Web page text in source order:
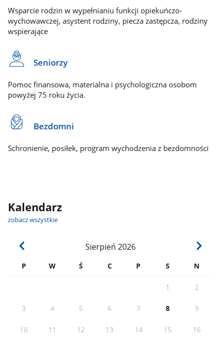
Wsparcie rodzin w wypełnianiu funkcji opiekuńczo-
wychowawczej, asystent rodziny, piecza zastępcza, rodziny
wspierające
Seniorzy
Pomoc finansowa, materialna i psychologiczna osobom
powyżej 75 roku życia.
Bezdomni
Schronienie, posiłek, program wychodzenia z bezdomności
Kalendarz
zobacz wszystkie
Sierpień 2026
P W Ś C P S N
1 2
3 4 5 6 7 8 9
10 11 12 13 14 15 16